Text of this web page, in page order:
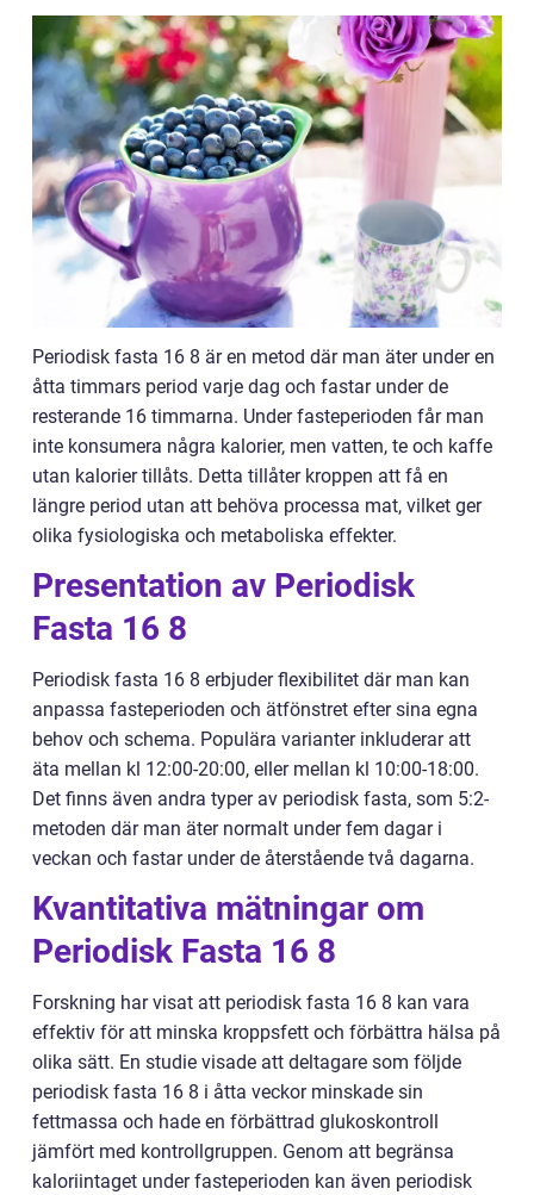
Periodisk fasta 16 8 är en metod där man äter under en
åtta timmars period varje dag och fastar under de
resterande 16 timmarna. Under fasteperioden får man
inte konsumera några kalorier, men vatten, te och kaffe
utan kalorier tillåts. Detta tillåter kroppen att få en
längre period utan att behöva processa mat, vilket ger
olika fysiologiska och metaboliska effekter.
Presentation av Periodisk
Fasta 16 8
Periodisk fasta 16 8 erbjuder flexibilitet där man kan
anpassa fasteperioden och ätfönstret efter sina egna
behov och schema. Populära varianter inkluderar att
äta mellan kl 12:00-20:00, eller mellan kl 10:00-18:00.
Det finns även andra typer av periodisk fasta, som 5:2-
metoden där man äter normalt under fem dagar i
veckan och fastar under de återstående två dagarna.
Kvantitativa mätningar om
Periodisk Fasta 16 8
Forskning har visat att periodisk fasta 16 8 kan vara
effektiv för att minska kroppsfett och förbättra hälsa på
olika sätt. En studie visade att deltagare som följde
periodisk fasta 16 8 i åtta veckor minskade sin
fettmassa och hade en förbättrad glukoskontroll
jämfört med kontrollgruppen. Genom att begränsa
kaloriintaget under fasteperioden kan även periodisk